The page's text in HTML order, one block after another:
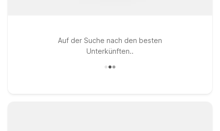
Auf der Suche nach den besten
Unterkünften..